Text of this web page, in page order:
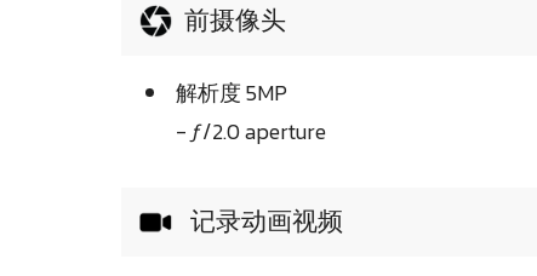
前摄像头
解析度 5MP
- ƒ/2.0 aperture
记录动画视频